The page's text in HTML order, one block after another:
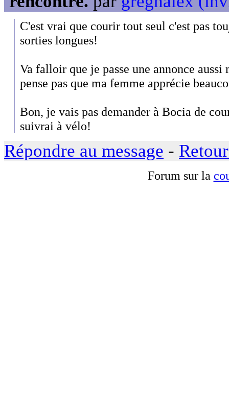
C'est vrai que courir tout seul c'est pas
sorties longues!
Va falloir que je passe une annonce
pense pas que ma femme apprécie
Bon, je vais pas demander à Bocia de
suivrai à vélo!
Répondre au message -
Forum sur la